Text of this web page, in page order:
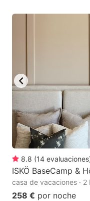
8.8 (14 evaluaciones
ISKÖ BaseCamp &
casa de vacaciones · 2
258 € por noche